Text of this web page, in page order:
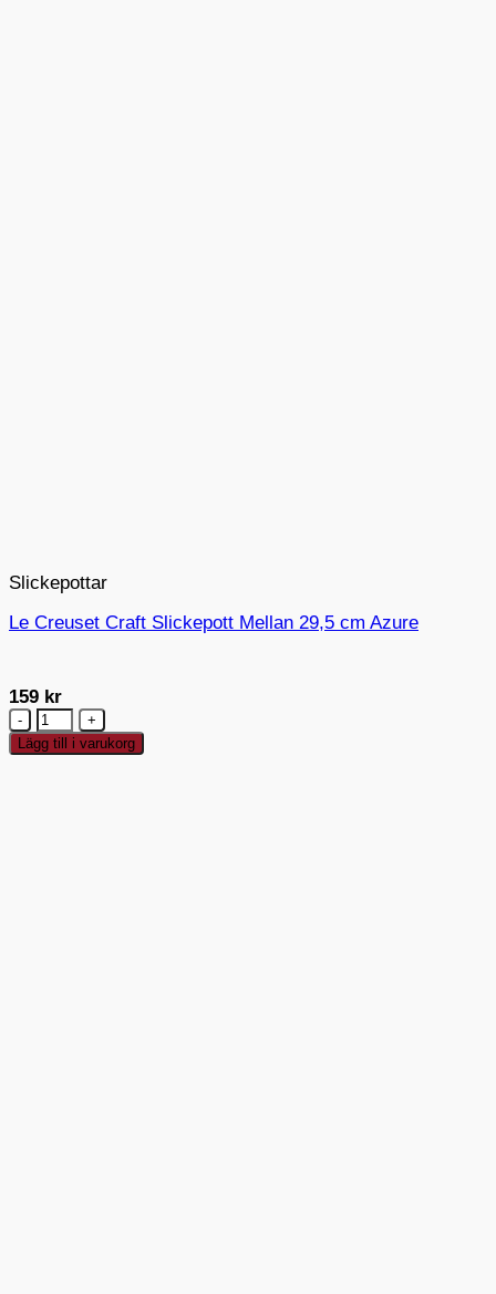
Slickepottar
Le Creuset Craft Slickepott Mellan 29,5 cm Azure
159 kr
Le
Creuset
Craft
Lägg till i varukorg